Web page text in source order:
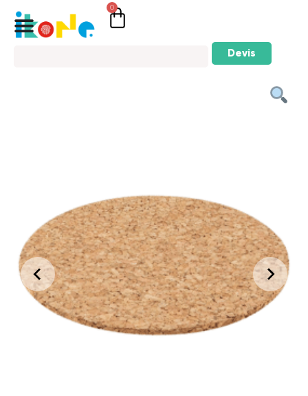
0
Devis